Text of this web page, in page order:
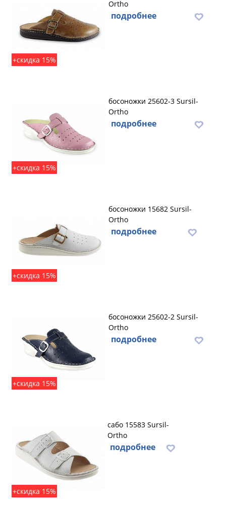
+скидка 15%
Ortho
подробнее
+скидка 15%
босоножки 25602-3 Sursil-
Ortho
подробнее
+скидка 15%
босоножки 15682 Sursil-
Ortho
подробнее
+скидка 15%
босоножки 25602-2 Sursil-
Ortho
подробнее
+скидка 15%
сабо 15583 Sursil-
Ortho
подробнее